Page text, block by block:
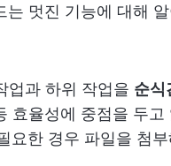
멋진 기능에 대해
업과 하위 작업을 순식
효율성에 중점을 두
요한 경우 파일을 첨